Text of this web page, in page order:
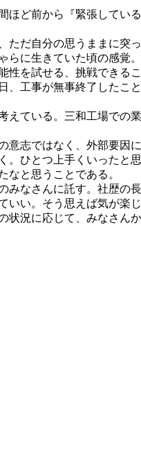
ど前から『緊張してい
だ自分の思うままに突
に生きていた頃の感覚。
を試せる、挑戦できる
工事が無事終了したこ
ている。三和工場での
志ではなく、外部要因
ひとつ上手くいったと
なと思うことである。
なさんに託す。社歴の
い。そう思えば気が楽じ
況に応じて、みなさん